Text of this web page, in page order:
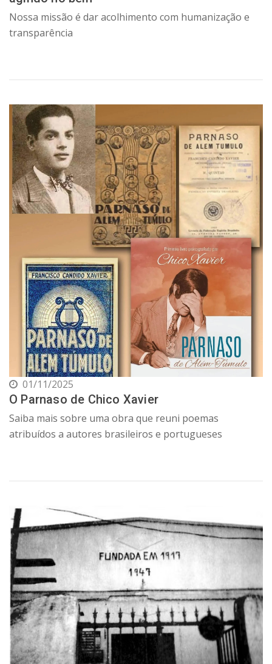
Nossa missão é dar acolhimento com humanização e
transparência
01/11/2025
O Parnaso de Chico Xavier
Saiba mais sobre uma obra que reuni poemas
atribuídos a autores brasileiros e portugueses